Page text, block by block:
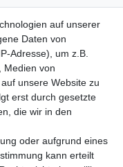
auf unserer
Daten von
Adresse), um z.B.
Medien von
unsere Website zu
erst durch gesetzte
die wir in den
oder aufgrund eines
kann erteilt